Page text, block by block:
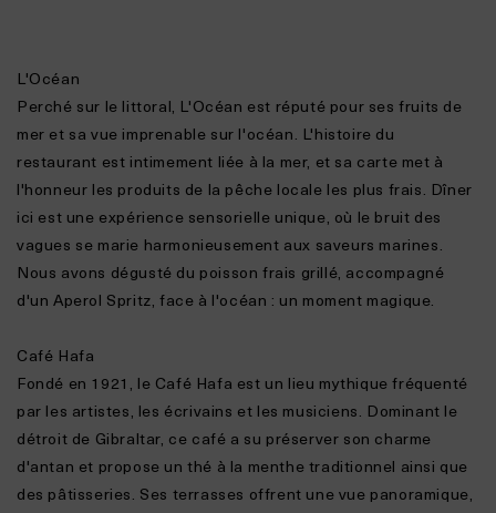
L'Océan
Perché sur le littoral, L'Océan est réputé pour ses fruits de
mer et sa vue imprenable sur l'océan. L'histoire du
restaurant est intimement liée à la mer, et sa carte met à
l'honneur les produits de la pêche locale les plus frais. Dîner
ici est une expérience sensorielle unique, où le bruit des
vagues se marie harmonieusement aux saveurs marines.
Nous avons dégusté du poisson frais grillé, accompagné
d'un Aperol Spritz, face à l'océan : un moment magique.
Café Hafa
Fondé en 1921, le Café Hafa est un lieu mythique fréquenté
par les artistes, les écrivains et les musiciens. Dominant le
détroit de Gibraltar, ce café a su préserver son charme
d'antan et propose un thé à la menthe traditionnel ainsi que
des pâtisseries. Ses terrasses offrent une vue panoramique,